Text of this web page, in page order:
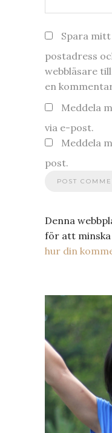
Spara
postadress
webbläsare
en
Meddela
via e-post.
Meddela
post.
Denna
för att
hur din